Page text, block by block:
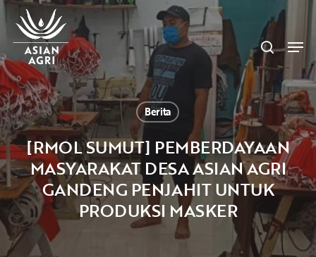
Skip
main
content
Berita
[RMOL SUMUT] PEMBERDAYAAN
MASYARAKAT DESA ASIAN AGRI
GANDENG PENJAHIT UNTUK
PRODUKSI MASKER
Menu